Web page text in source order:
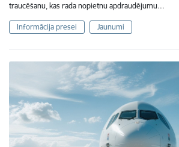
traucēšanu, kas rada nopietnu apdraudējumu…
Informācija presei Jaunumi